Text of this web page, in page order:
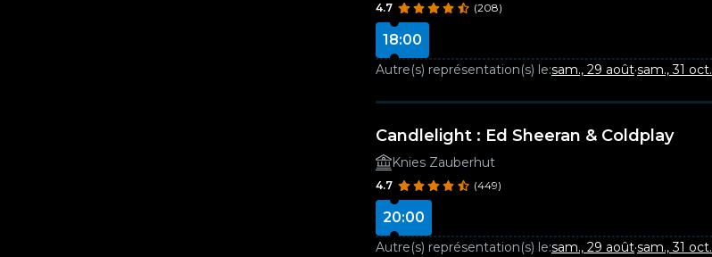
4.7 (208)
18:00
Autre(s) représentation(s) le:sam., 29 août·sam., 31 oct.
Candlelight : Ed Sheeran & Coldplay
Knies Zauberhut
4.7 (449)
20:00
Autre(s) représentation(s) le:sam., 29 août·sam., 31 oct.